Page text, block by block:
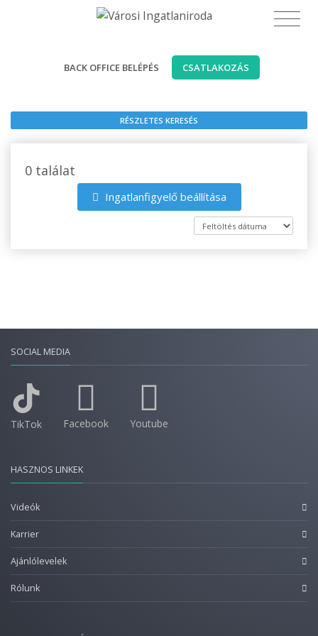
BACK OFFICE BELÉPÉS CSATLAKOZÁS
RÉSZLETES KERESÉS
0 találat
Ingatlanfigyelő beállítása
SOCIAL MEDIA
TikTok Facebook Youtube
HASZNOS LINKEK
Videók
Karrier
Ajánlólevelek
Rólunk